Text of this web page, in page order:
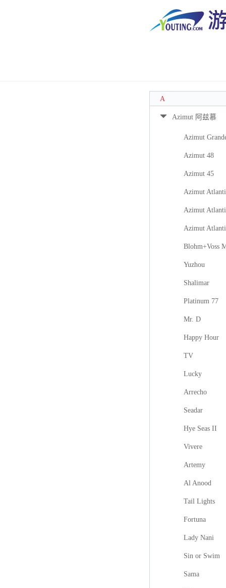
A
Azimut 阿兹慕
Azimut
Azimut 48
Azimut 45
Azimut
Azimut
Azimut
Blohm+Voss
Yuzhou
Shalimar
Platinum 77
Mr. D
Happy Hour
TV
Lucky
Arrecho
Seadar
Hye Seas II
Vivere
Artemy
Al Anood
Tail Lights
Fortuna
Lady Nani
Sin or Swim
Sama